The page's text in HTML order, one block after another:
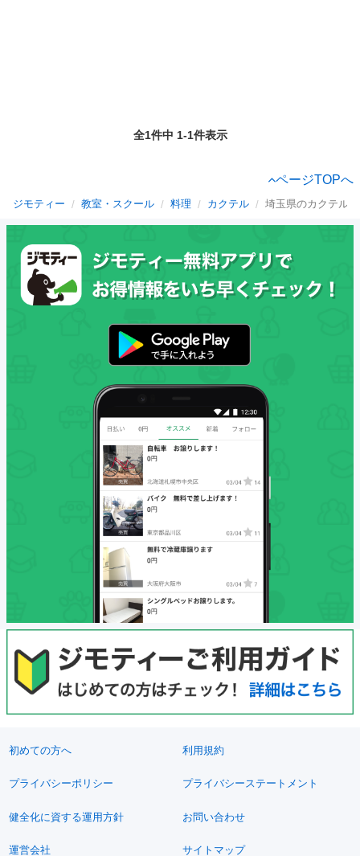
全1件中 1-1件表示
ページTOPへ
ジモティー 教室・スクール 料理 カクテル 埼玉県のカクテル
初めての方へ 利用規約
プライバシーポリシー プライバシーステートメント
健全化に資する運用方針 お問い合わせ
運営会社 サイトマップ